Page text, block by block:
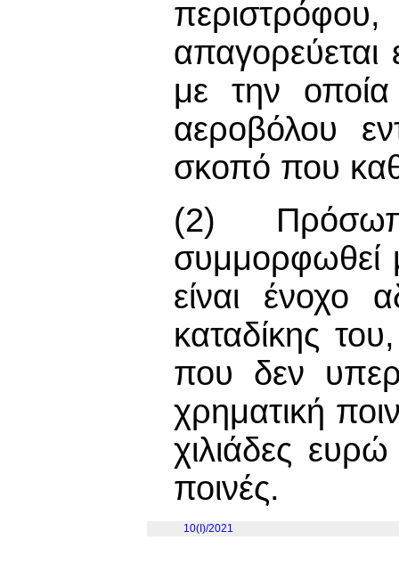
με την
αεροβόλου
σκοπό που
(2)
συμμορφωθεί
είναι ένοχο
καταδίκης
που δεν
χρηματική
χιλιάδες
ποινές.
10(I)/2021